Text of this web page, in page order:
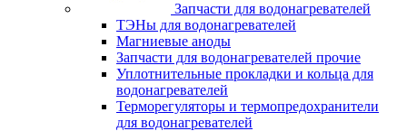
Запчасти для водонагревателей
ТЭНы для водонагревателей
Магниевые аноды
Запчасти для водонагревателей прочие
Уплотнительные прокладки и кольца для
водонагревателей
Терморегуляторы и термопредохранители
для водонагревателей